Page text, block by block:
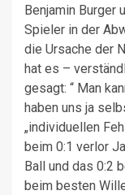
Benjamin Burger
Spieler in der
die Ursache der
hat es –
gesagt: “ Man
haben uns ja
„individuellen
beim 0:1 verlor
Ball und das 0:2
beim besten